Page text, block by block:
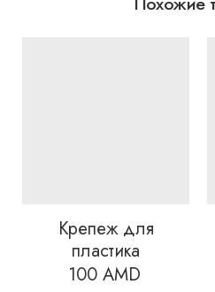
Крепеж для
пластика
100 AMD